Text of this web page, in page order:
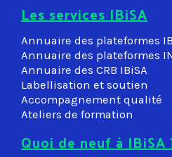
Les services IBiSA
Annuaire des plateformes
Annuaire des plateformes
Annuaire des CRB IBiSA
Labellisation et soutien
Accompagnement qualité
Ateliers de formation
Quoi de neuf à IBiSA